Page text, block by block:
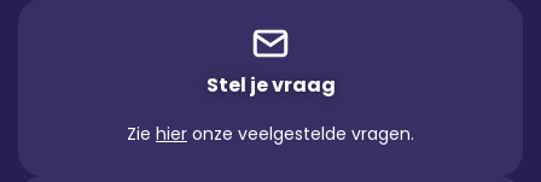
Stel je vraag
Zie hier onze veelgestelde vragen.